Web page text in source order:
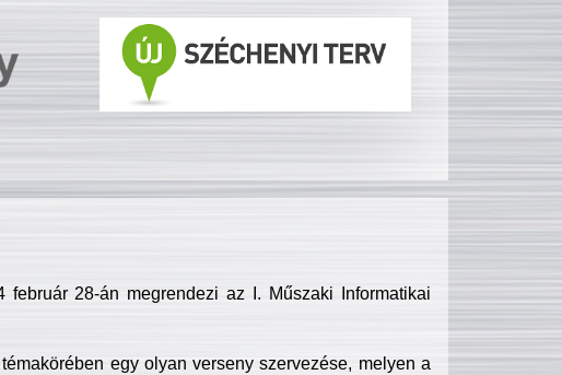
február 28-án megrendezi az I. Műszaki Informatikai
egy olyan verseny szervezése, melyen a